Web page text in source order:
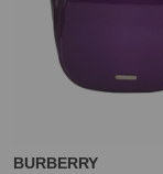
BURBERRY